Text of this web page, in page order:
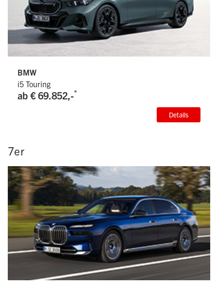
BMW
i5 Touring
ab € 69.852,-*
Details
7er